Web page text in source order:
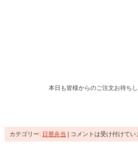
本日も皆様からのご注文お待ちし
カテゴリー: 日替弁当 コメントは受け付けてい